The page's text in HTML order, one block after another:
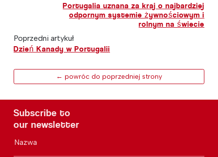
Portugalia uznana za kraj o najbardziej
odpornym systemie żywnościowym i
rolnym na świecie
Poprzedni artykuł
Dzień Kanady w Portugalii
← powróc do poprzedniej strony
Subscribe to
our newsletter
Nazwa